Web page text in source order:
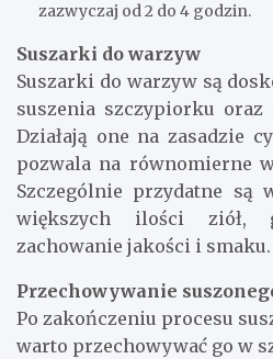
zazwyczaj od 2 do 4 godzin.
Suszarki do warzyw
Suszarki do warzyw są
suszenia szczypiorku
Działają one na zasadzie
pozwala na równomierne
Szczególnie przydatne są
większych ilości ziół,
zachowanie jakości i smaku.
Przechowywanie
Po zakończeniu procesu
warto przechowywać go w